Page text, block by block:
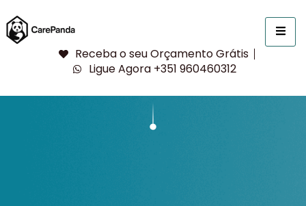
Receba o seu Orçamento Grátis
Ligue Agora +351 960460312